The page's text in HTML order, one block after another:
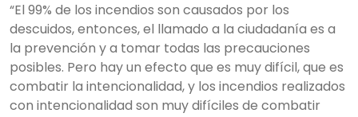
“El 99% de los incendios son causados por los
descuidos, entonces, el llamado a la ciudadanía es a
la prevención y a tomar todas las precauciones
posibles. Pero hay un efecto que es muy difícil, que es
combatir la intencionalidad, y los incendios realizados
con intencionalidad son muy difíciles de combatir